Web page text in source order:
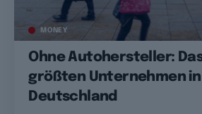
MONEY
Ohne Autohersteller:
größten Unternehmen in
Deutschland